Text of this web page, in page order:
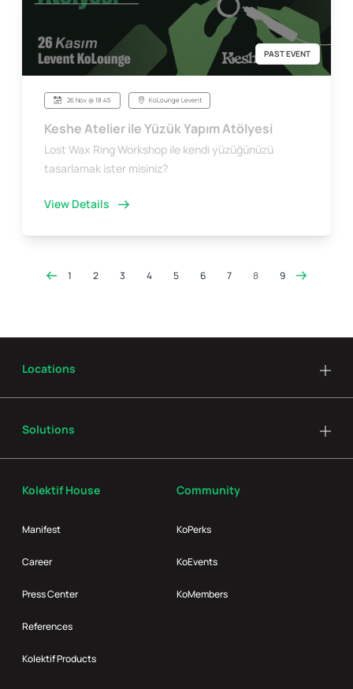
PAST EVENT
26 Nov @ 18:45 KoLounge Levent
Keshe Atelier ile Yüzük Yapım Atölyesi
Lost Wax Ring Workshop ile kendi yüzüğünüzü
tasarlamak ister misiniz?
View Details
1 2 3 4 5 6 7 8 9
Kolektif House
Manifest
Career
Press Center
References
Kolektif Products
Community
KoPerks
KoEvents
KoMembers
Locations
Solutions